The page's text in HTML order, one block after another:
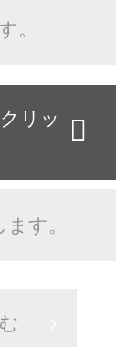
。
リッ
す。